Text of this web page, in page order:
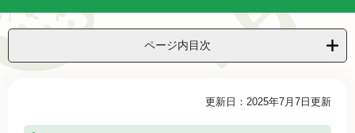
ページ内目次
更新日：2025年7月7日更新